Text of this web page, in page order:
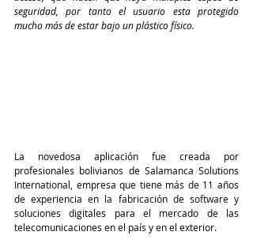
seguridad, por tanto el usuario esta protegido
mucho más de estar bajo un plástico físico.
La novedosa aplicación fue creada por
profesionales bolivianos de Salamanca Solutions
International, empresa que tiene más de 11 años
de experiencia en la fabricación de software y
soluciones digitales para el mercado de las
telecomunicaciones en el país y en el exterior.